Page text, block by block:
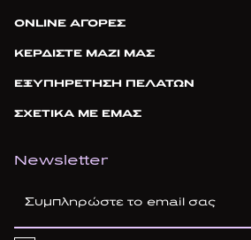
ONLINE ΑΓΟΡΕΣ
ΚΕΡΔΙΣΤΕ ΜΑΖΙ ΜΑΣ
ΕΞΥΠΗΡΕΤΗΣΗ ΠΕΛΑΤΩΝ
ΣΧΕΤΙΚΑ ΜΕ ΕΜΑΣ
Newsletter